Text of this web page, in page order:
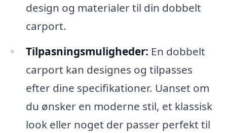
design og materialer til din dobbelt
carport.
Tilpasningsmuligheder: En dobbelt
carport kan designes og tilpasses
efter dine specifikationer. Uanset om
du ønsker en moderne stil, et klassisk
look eller noget der passer perfekt til